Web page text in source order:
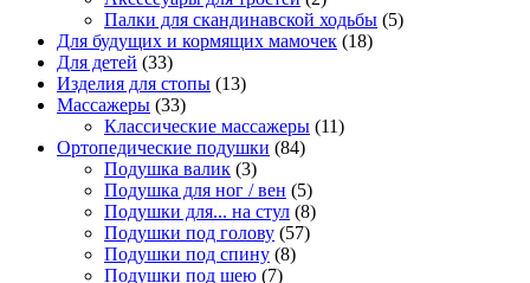
товара
Палки для скандинавской ходьбы 55
Для будущих и кормящих мамочек 1818
Для детей 3333
товара
Изделия для стопы 1313
Массажеры 3333
товара
Классические массажеры 1111
Ортопедические подушки 8484
Подушка валик 33
товара
Подушка для ног / вен 55
товаров
Подушки для... на стул 88
товаров
Подушки под голову 5757
Подушки под спину 88
Подушки под шею 77